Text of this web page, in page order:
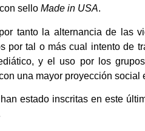
sello Made in USA.
tanto la alternancia de las
por tal o más cual intento de
y el uso por los
una mayor proyección social
estado inscritas en este